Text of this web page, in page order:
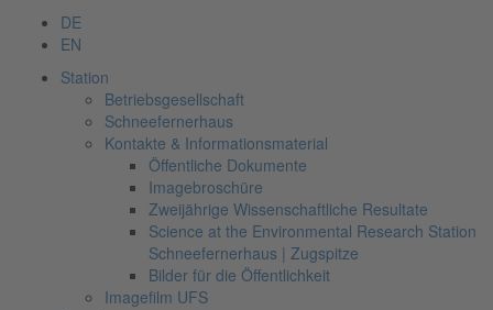
DE
EN
Station
Betriebsgesellschaft
Schneefernerhaus
Kontakte & Informationsmaterial
Öffentliche Dokumente
Imagebroschüre
Zweijährige Wissenschaftliche Resultate
Science at the Environmental Research Station
Schneefernerhaus | Zugspitze
Bilder für die Öffentlichkeit
Imagefilm UFS